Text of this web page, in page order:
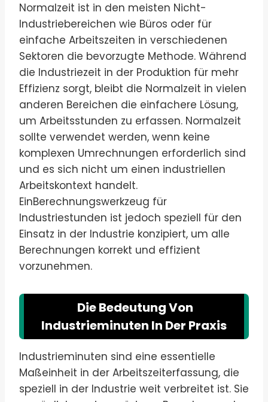
Normalzeit ist in den meisten Nicht-
Industriebereichen wie Büros oder für
einfache Arbeitszeiten in verschiedenen
Sektoren die bevorzugte Methode. Während
die Industriezeit in der Produktion für mehr
Effizienz sorgt, bleibt die Normalzeit in vielen
anderen Bereichen die einfachere Lösung,
um Arbeitsstunden zu erfassen. Normalzeit
sollte verwendet werden, wenn keine
komplexen Umrechnungen erforderlich sind
und es sich nicht um einen industriellen
Arbeitskontext handelt.
EinBerechnungswerkzeug für
Industriestunden ist jedoch speziell für den
Einsatz in der Industrie konzipiert, um alle
Berechnungen korrekt und effizient
vorzunehmen.
Die Bedeutung Von
Industrieminuten In Der Praxis
Industrieminuten sind eine essentielle
Maßeinheit in der Arbeitszeiterfassung, die
speziell in der Industrie weit verbreitet ist. Sie